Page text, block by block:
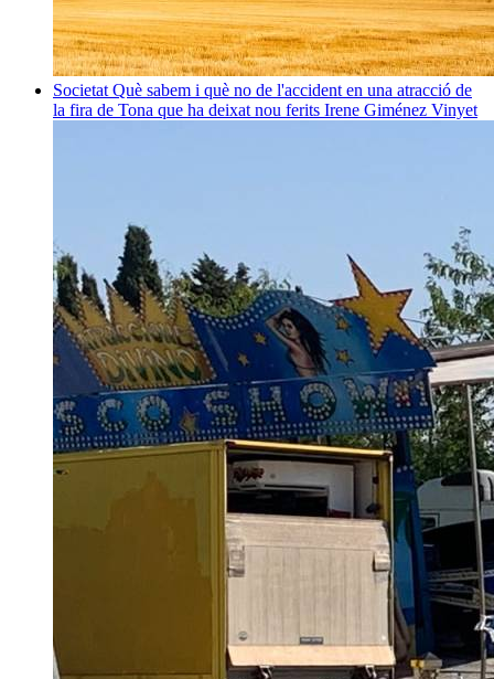
Societat Què sabem i què no de l'accident en una atracció de
la fira de Tona que ha deixat nou ferits Irene Giménez Vinyet